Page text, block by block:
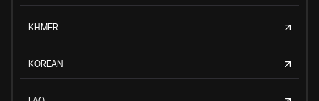
KHMER
KOREAN